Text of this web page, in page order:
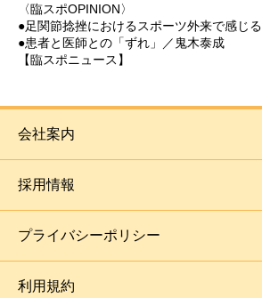
〈臨スポOPINION〉
●足関節捻挫におけるスポーツ外来で感じる
●患者と医師との「ずれ」／鬼木泰成
【臨スポニュース】
会社案内
採用情報
プライバシーポリシー
利用規約